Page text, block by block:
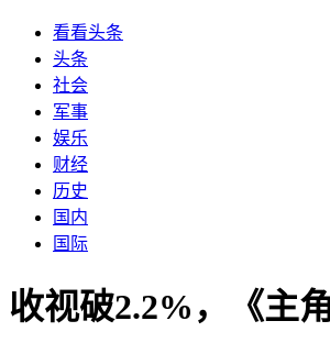
看看头条
头条
社会
军事
娱乐
财经
历史
国内
国际
收视破2.2%，《主